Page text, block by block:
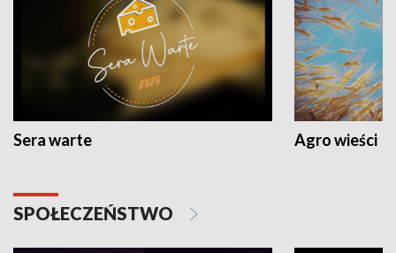
Sera warte Agro wieści
SPOŁECZEŃSTWO